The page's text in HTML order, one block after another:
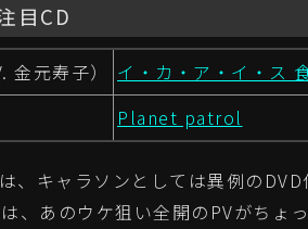
目CD
金元寿子）
イ・カ・ア・イ・ス
Planet patrol
、キャラソンとしては異例のDVD
、あのウケ狙い全開のPVがちょ